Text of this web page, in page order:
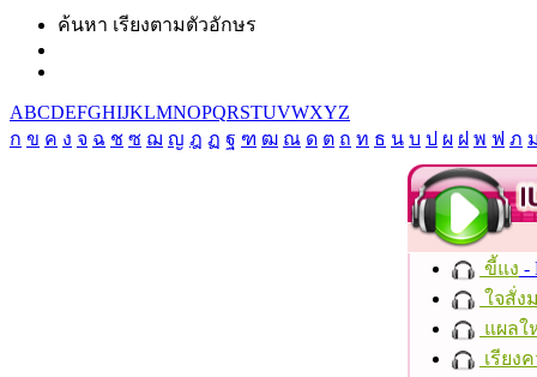
ค้นหา เรียงตามตัวอักษร
ABCDEFGHIJKLMNOPQRSTUVWXYZ
ก ข ค ง จ ฉ ช ซ ฌ ญ ฎ ฏ ฐ ฑ ฒ ณ ด ต ถ ท ธ น บ ป ผ ฝ พ ฟ ภ
ขี้แง -
ใจสั่ง
แผลใ
เรียง